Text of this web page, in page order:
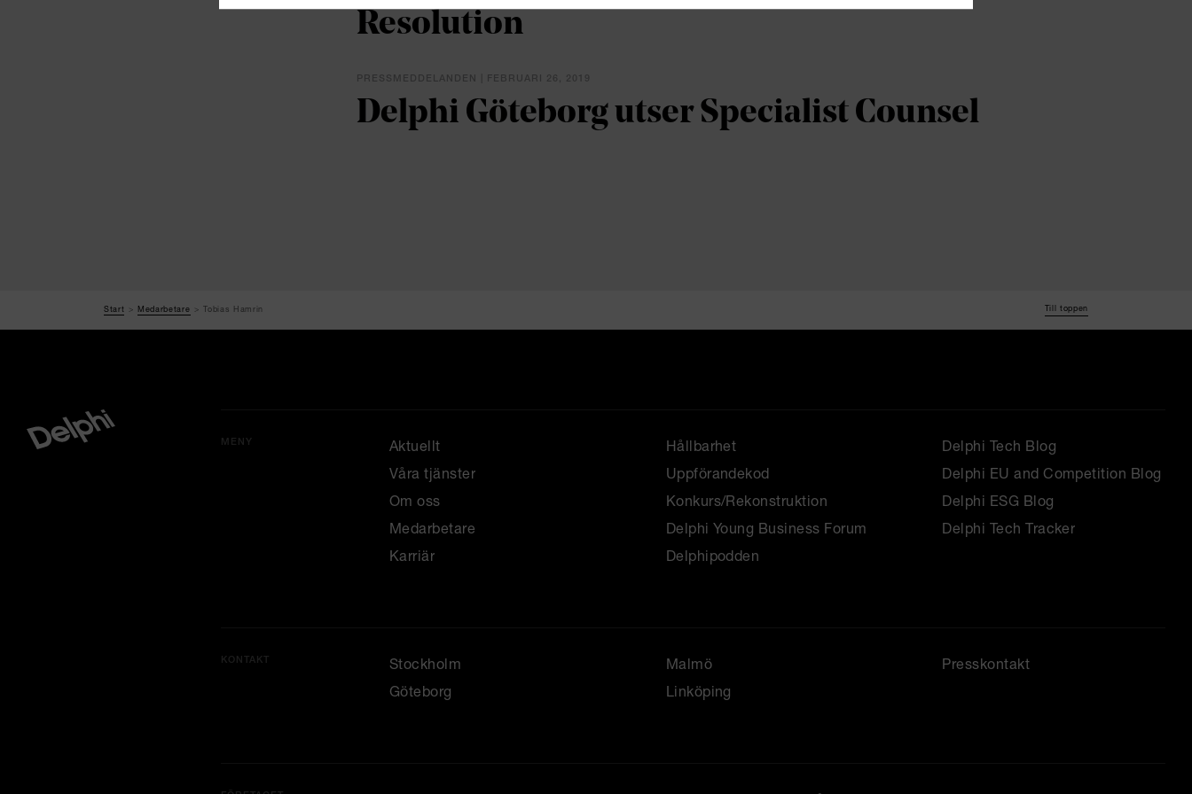
Resolution
PRESSMEDDELANDEN | FEBRUARI 26, 2019
Delphi Göteborg utser Specialist Counsel
Start Medarbetare Tobias Hamrin Till toppen
MENY Aktuellt Hållbarhet
Delphi Tech Blog
Våra tjänster
Uppförandekod
Delphi EU and Competition Blog
Om oss
Konkurs/Rekonstruktion
Delphi ESG Blog
Medarbetare
Delphi Young Business Forum
Delphi Tech Tracker
Karriär
Delphipodden
KONTAKT Stockholm Malmö
Presskontakt
Göteborg
Linköping